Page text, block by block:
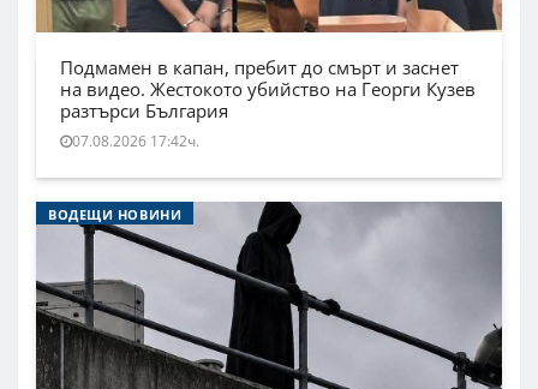
Подмамен в капан, пребит до смърт и заснет
на видео. Жестокото убийство на Георги Кузев
разтърси България
07.08.2026 17:42ч.
ВОДЕЩИ НОВИНИ